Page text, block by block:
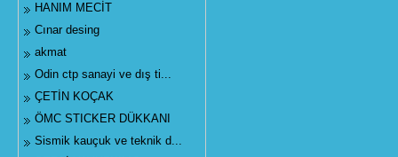
HANIM MECİT
Cınar desing
akmat
Odin ctp sanayi ve dış ti...
ÇETİN KOÇAK
ÖMC STICKER DÜKKANI
Sismik kauçuk ve teknik d...